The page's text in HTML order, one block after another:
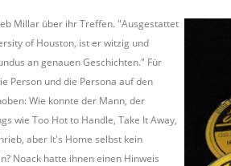
Millar über ihr Treffen. "Ausgestattet
of Houston, ist er witzig und
an genauen Geschichten." Für
Person und die Persona auf den
Wie konnte der Mann, der
wie Too Hot to Handle, Take It Away,
aber It's Home selbst kein
Noack hatte ihnen einen Hinweis